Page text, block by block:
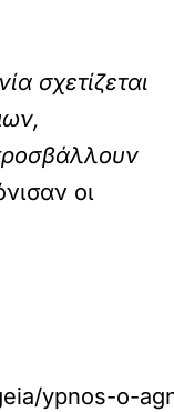
σχετίζεται
οι
ypnos-o-